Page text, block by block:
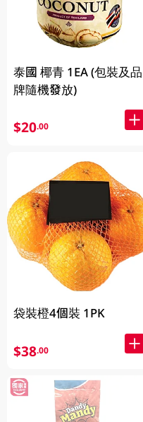
泰國 椰青 1EA (包裝及品
牌隨機發放)
$20.00
袋裝橙4個裝 1PK
$38.00